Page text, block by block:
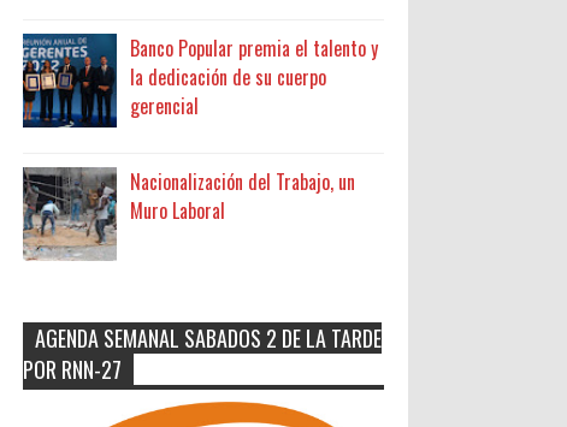
Banco Popular premia el talento y
la dedicación de su cuerpo
gerencial
Nacionalización del Trabajo, un
Muro Laboral
AGENDA SEMANAL SABADOS 2 DE LA TARDE
POR RNN-27